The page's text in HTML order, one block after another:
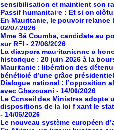
sensibilisation et maintient son
Passif humanitaire : Et si on
En Mauritanie, le pouvoir
02/07/2026
Mme Bâ Coumba, candidate au
sur RFI - 27/06/2026
La diaspora mauritanienne a
historique : 20 juin 2026 à la
Mauritanie : libération des
bénéficié d’une grâce
Dialogue national : l’opposition
avec Ghazouani - 14/06/2026
Le Conseil des Ministres adopte
dispositions de la loi fixant le
- 14/06/2026
Le nouveau système européen